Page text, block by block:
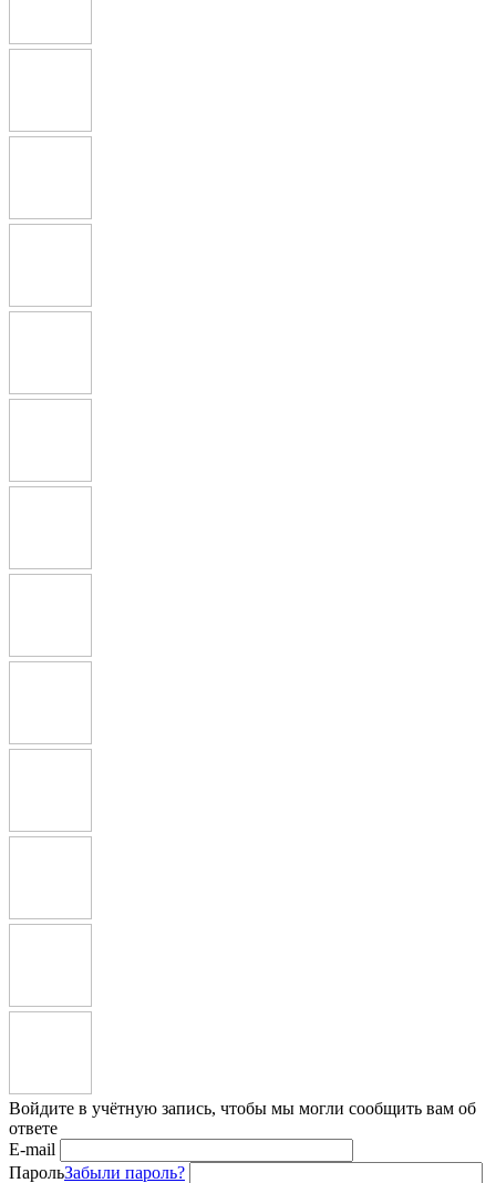
Войдите в учётную запись, чтобы мы могли сообщить вам об
ответе
E-mail
ПарольЗабыли пароль?